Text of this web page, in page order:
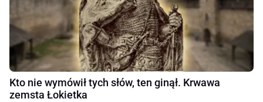
Kto nie wymówił tych słów, ten ginął. Krwawa
zemsta Łokietka